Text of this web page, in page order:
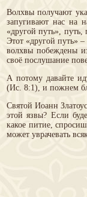
Волхвы получают
запугивают нас на
«другой путь»,
Этот «другой путь»
волхвы побеждены
своё послушание
А потому давайте
(Ис. 8:1), и пожнем
Святой Иоанн
этой язвы? Если
какое питие,
может уврачевать